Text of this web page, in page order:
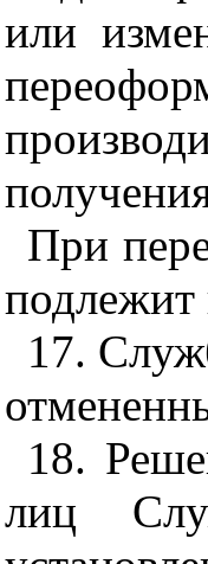
или
При
подлежит
17.
18.
лиц